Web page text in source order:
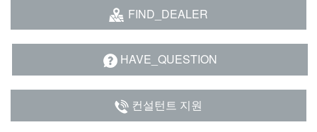
FIND_DEALER
HAVE_QUESTION
컨설턴트 지원